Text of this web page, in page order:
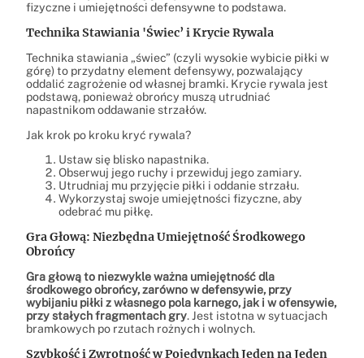
fizyczne i umiejętności defensywne to podstawa.
Technika Stawiania 'Świec’ i Krycie Rywala
Technika stawiania „świec” (czyli wysokie wybicie piłki w
górę) to przydatny element defensywy, pozwalający
oddalić zagrożenie od własnej bramki. Krycie rywala jest
podstawą, ponieważ obrońcy muszą utrudniać
napastnikom oddawanie strzałów.
Jak krok po kroku kryć rywala?
Ustaw się blisko napastnika.
Obserwuj jego ruchy i przewiduj jego zamiary.
Utrudniaj mu przyjęcie piłki i oddanie strzału.
Wykorzystaj swoje umiejętności fizyczne, aby
odebrać mu piłkę.
Gra Głową: Niezbędna Umiejętność Środkowego
Obrońcy
Gra głową to niezwykle ważna umiejętność dla
środkowego obrońcy, zarówno w defensywie, przy
wybijaniu piłki z własnego pola karnego, jak i w ofensywie,
przy stałych fragmentach gry. Jest istotna w sytuacjach
bramkowych po rzutach rożnych i wolnych.
Szybkość i Zwrotność w Pojedynkach Jeden na Jeden